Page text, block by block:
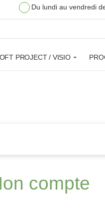
Du lundi au vendredi
PROJECT / VISIO
compte